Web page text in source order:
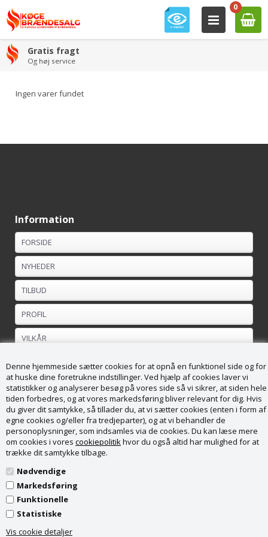
Denne hjemmeside sætter cookies for at opnå en funktionel side og for
at huske dine foretrukne indstillinger. Ved hjælp af cookies laver vi
statistikker og analyserer besøg på vores side så vi sikrer, at siden hele
tiden forbedres, og at vores markedsføring bliver relevant for dig. Hvis
du giver dit samtykke, så tillader du, at vi sætter cookies (enten i form af
egne cookies og/eller fra tredjeparter), og at vi behandler de
personoplysninger, som indsamles via de cookies. Du kan læse mere
om cookies i vores cookiepolitikhvor du også altid har mulighed for at
trække dit samtykke tilbage.
Nødvendige
Markedsføring
Funktionelle
Statistiske
Vis cookie detaljer
0
Gratis fragt
Og høj service
Ingen varer fundet
Information
FORSIDE
NYHEDER
TILBUD
PROFIL
VILKÅR
FORTRYDELSESRET
Kundeservice
Køge Brændesalg ApS
Vordingborgvej 169
4682 Tureby
CVR nr. 36988789
Tel: + 45 28 82 53 71
info@kbsalg.dk